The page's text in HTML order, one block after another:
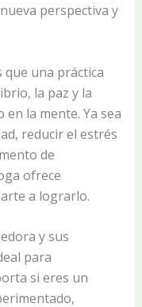
perspectiva y
que una práctica
la paz y la
la mente. Ya sea
reducir el estrés
de
ofrece
a lograrlo.
y sus
para
si eres un